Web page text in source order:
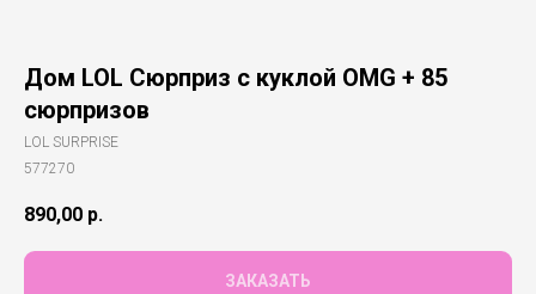
Дом LOL Сюрприз с куклой OMG + 85
сюрпризов
LOL SURPRISE
577270
890,00 р.
ЗАКАЗАТЬ